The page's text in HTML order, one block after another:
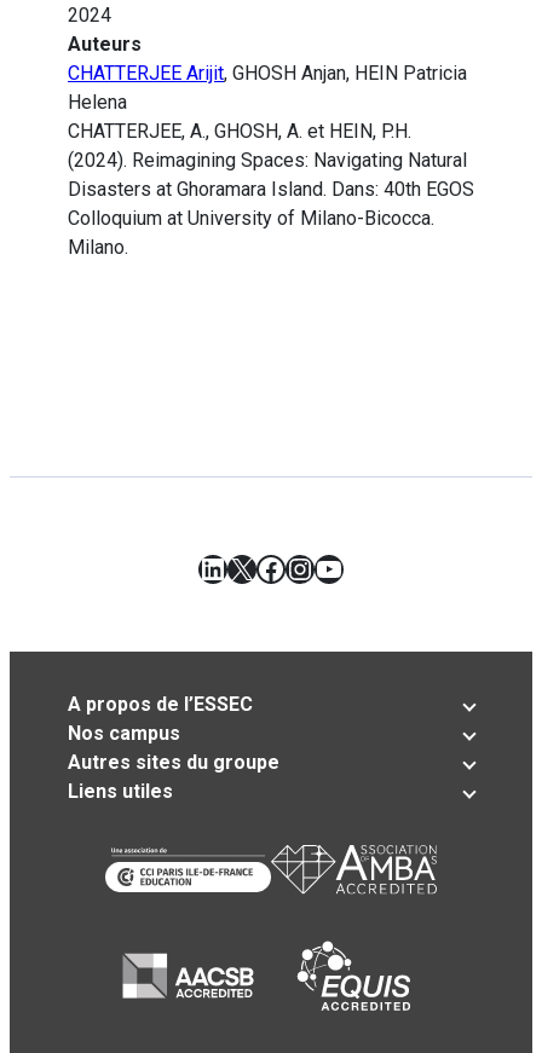
2024
Auteurs
CHATTERJEE Arijit, GHOSH Anjan, HEIN Patricia
Helena
CHATTERJEE, A., GHOSH, A. et HEIN, P.H.
(2024). Reimagining Spaces: Navigating Natural
Disasters at Ghoramara Island. Dans: 40th EGOS
Colloquium at University of Milano-Bicocca.
Milano.
LinkedIn
X Facebook
Instagram
YouTube
A propos de l’ESSEC
Nos campus
Autres sites du groupe
Liens utiles